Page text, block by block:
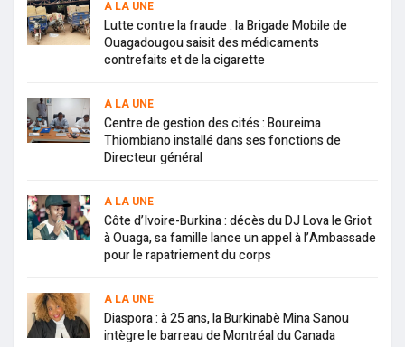
A LA UNE
Lutte contre la fraude : la Brigade Mobile de
Ouagadougou saisit des médicaments
contrefaits et de la cigarette
A LA UNE
Centre de gestion des cités : Boureima
Thiombiano installé dans ses fonctions de
Directeur général
A LA UNE
Côte d’Ivoire-Burkina : décès du DJ Lova le Griot
à Ouaga, sa famille lance un appel à l’Ambassade
pour le rapatriement du corps
A LA UNE
Diaspora : à 25 ans, la Burkinabè Mina Sanou
intègre le barreau de Montréal du Canada